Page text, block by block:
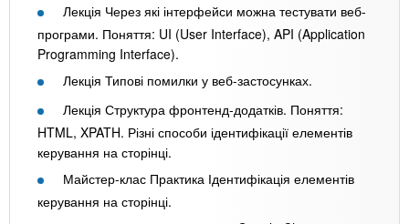
Лекція Через які інтерфейси можна тестувати веб-
програми. Поняття: UI (User Interface), API (Application
Programming Interface).
Лекція Типові помилки у веб-застосунках.
Лекція Структура фронтенд-додатків. Поняття:
HTML, XPATH. Різні способи ідентифікації елементів
керування на сторінці.
Майстер-клас Практика Ідентифікація елементів
керування на сторінці.